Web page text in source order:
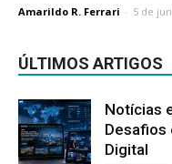
Amarildo R. Ferrari - 5 de
ÚLTIMOS ARTIGOS
Notícias
Desafios
Digital